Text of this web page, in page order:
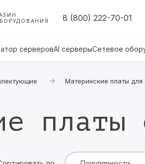
8 (800) 222-70-01
серверовAI серверыСетевое
Материнские платы для
платы